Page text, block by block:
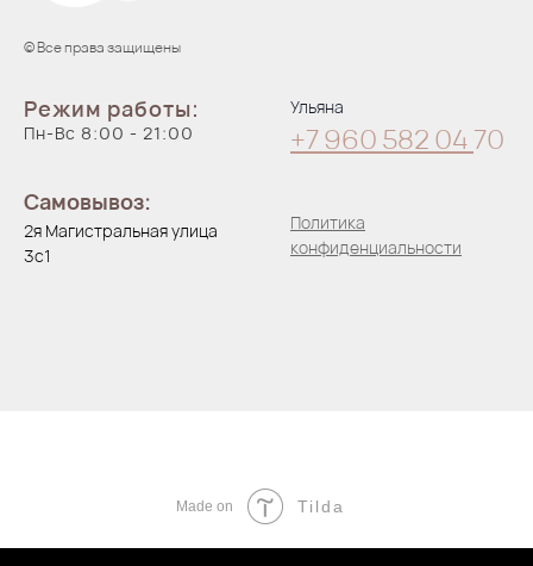
© Все права защищены
Режим работы:
Пн-Вс 8:00 - 21:00
Самовывоз:
2я Магистральная улица
3с1
Ульяна
+7 960 582 04 70
Политика
конфиденциальности
Made on Tilda